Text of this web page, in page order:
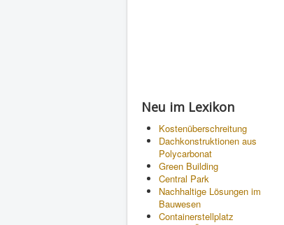
Neu im Lexikon
Kostenüberschreitung
Dachkonstruktionen aus
Polycarbonat
Green Building
Central Park
Nachhaltige Lösungen im
Bauwesen
Containerstellplatz